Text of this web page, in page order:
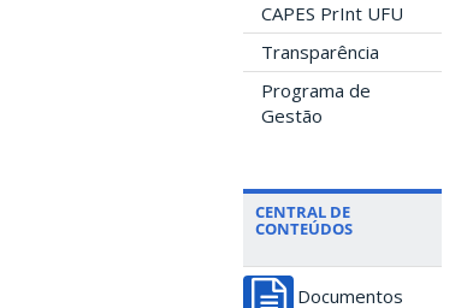
CAPES PrInt UFU
Transparência
Programa de
Gestão
CENTRAL DE
CONTEÚDOS
Documentos